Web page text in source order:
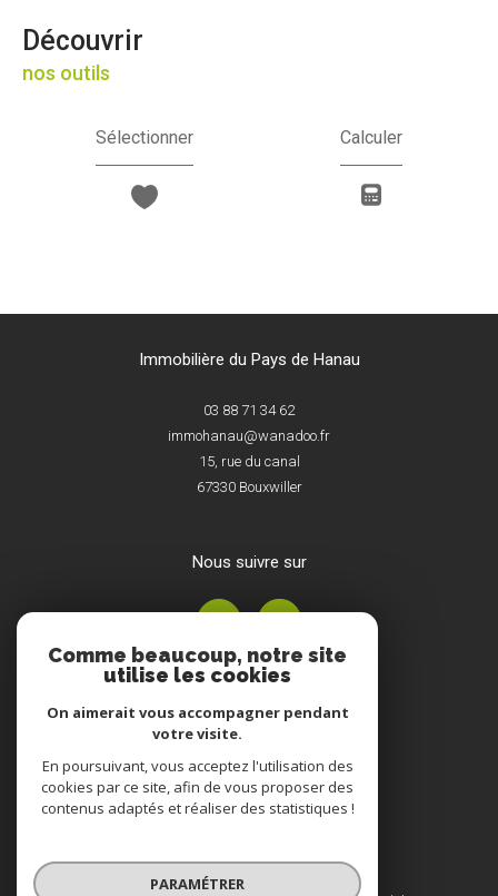
découvrir
nos outils
Sélectionner Calculer
Immobilière du Pays de Hanau
03 88 71 34 62
immohanau@wanadoo.fr
15, rue du canal
67330
Bouxwiller
nous suivre sur
Adhérents
Comme beaucoup, notre site
utilise les cookies
On aimerait vous accompagner pendant
votre visite.
En poursuivant, vous acceptez l'utilisation des
cookies par ce site, afin de vous proposer des
contenus adaptés et réaliser des statistiques !
PARAMÉTRER